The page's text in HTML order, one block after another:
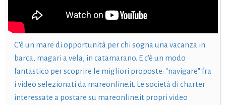
C'è un mare di opportunità per chi sogna una vacanza in
barca, magari a vela, in catamarano. E c'è un modo
fantastico per scoprire le migliori proposte: "navigare" fra
i video selezionati da mareonline.it. Le società di charter
interessate a postare su mareonline.it propri video